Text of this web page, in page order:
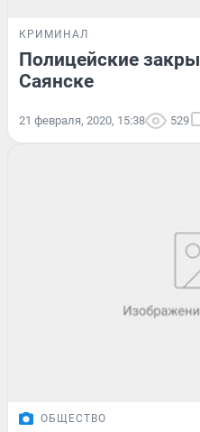
КРИМИНАЛ
Полицейские
Саянске
21 февраля, 2020, 15:38 529
ОБЩЕСТВО